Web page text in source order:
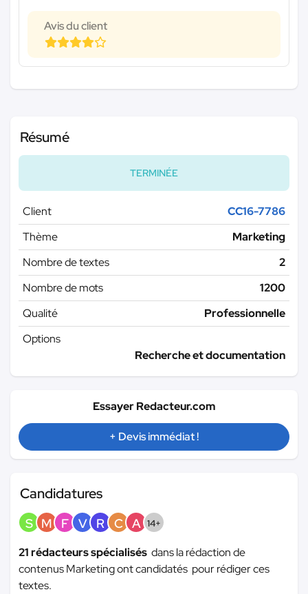
Avis du client
Résumé
TERMINÉE
Client
CC16-7786
Thème
Marketing
Nombre de textes
2
Nombre de mots
1200
Qualité
Professionnelle
Options
Recherche et documentation
Essayer Redacteur.com
+ Devis immédiat !
Candidatures
S M F V R C A 14+
21 rédacteurs spécialisés dans la rédaction de
contenus Marketing ont candidatés pour rédiger ces
textes.